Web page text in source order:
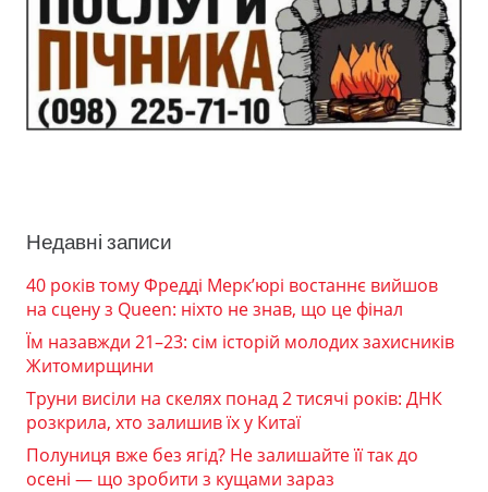
Недавні записи
40 років тому Фредді Мерк’юрі востаннє вийшов
на сцену з Queen: ніхто не знав, що це фінал
Їм назавжди 21–23: сім історій молодих захисників
Житомирщини
Труни висіли на скелях понад 2 тисячі років: ДНК
розкрила, хто залишив їх у Китаї
Полуниця вже без ягід? Не залишайте її так до
осені — що зробити з кущами зараз